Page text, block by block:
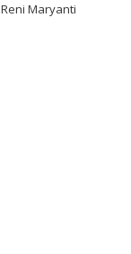
Reni Maryanti